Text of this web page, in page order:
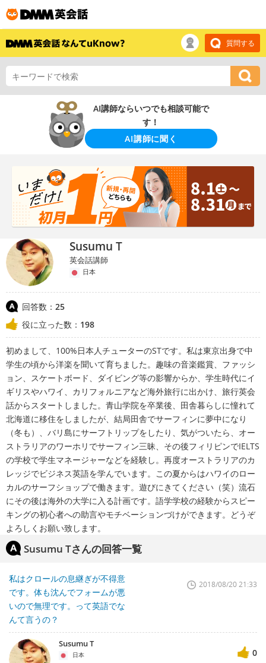
質問する
AI講師ならいつでも相談可能で
す！
AI講師に聞く
Susumu T
英会話講師
日本
回答数： 25
役に立った数： 198
初めまして、100%日本人チューターのSTです。私は東京出身で中
学生の頃から洋楽を聞いて育ちました。趣味の音楽鑑賞、ファッシ
ョン、スケートボード、ダイビング等の影響からか、学生時代にイ
ギリスやハワイ、カリフォルニアなど海外旅行に出かけ、旅行英会
話からスタートしました。青山学院を卒業後、田舎暮らしに憧れて
北海道に移住をしましたが、結局田舎でサーフィンに夢中になり
（冬も）、バリ島にサーフトリップをしたり、気がついたら、オー
ストラリアのワーホリでサーフィン三昧、その後フィリピンでIELTS
の学校で学生マネージャーなどを経験し。再度オーストラリアのカ
レッジでビジネス英語を学んでいます。この夏からはハワイのロー
カルのサーフショップで働きます。遊びにきてください（笑）流石
にその後は海外の大学に入る計画です。語学学校の経験からスピー
キングの初心者への助言やモチベーションづけができます。どうぞ
よろしくお願い致します。
Susumu Tさんの回答一覧
私はクロールの息継ぎが不得意
です。体も沈んでフォームが悪
いので無理です。って英語でな
んて言うの？
2018/08/20 21:33
Susumu T
日本 0